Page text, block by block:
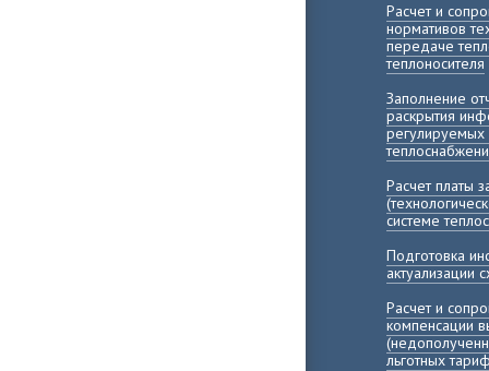
Расчет и
нормативов
передаче
теплоносителя
Заполнение
раскрытия
Расчет платы
системе
Подготовка
актуализации
Расчет и
компенсации
льготных